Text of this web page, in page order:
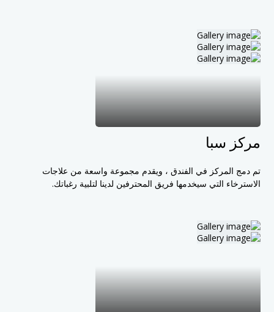
مركز سبا
تم دمج المركز في الفندق ، ويقدم مجموعة واسعة من علاجات
الاسترخاء التي سيخدمها فريق المحترفين لدينا لتلبية رغباتك.